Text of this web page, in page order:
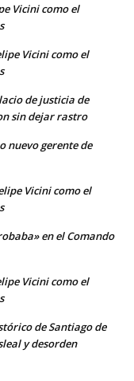
Vicini como el
Vicini como el
de justicia de
sin dejar rastro
nuevo gerente de
Vicini como el
en el Comando
Vicini como el
de Santiago de
y desorden